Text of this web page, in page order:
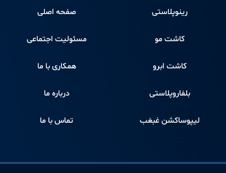
صفحه اصلی
مسئولیت اجتماعی
همکاری با ما
درباره ما
تماس با ما
رینوپلاستی
کاشت مو
کاشت ابرو
بلفاروپلاستی
لیپوساکشن غبغب